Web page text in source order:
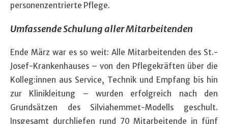
personenzentrierte Pflege.
Umfassende Schulung aller Mitarbeitenden
Ende März war es so weit: Alle Mitarbeitenden des St.-
Josef-Krankenhauses – von den Pflegekräften über die
Kolleg:innen aus Service, Technik und Empfang bis hin
zur Klinikleitung – wurden erfolgreich nach den
Grundsätzen des Silviahemmet-Modells geschult.
Insgesamt durchliefen rund 70 Mitarbeitende in fünf